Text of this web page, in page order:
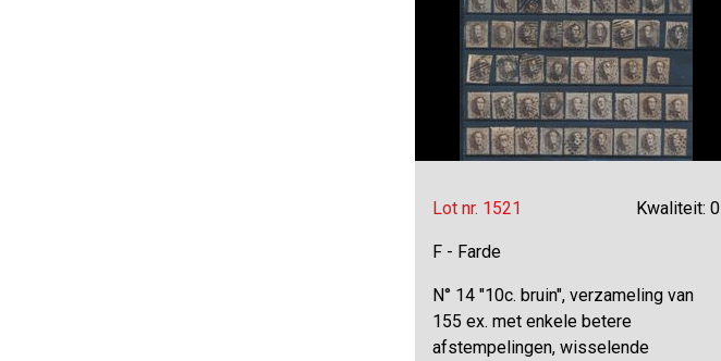
Lot nr. 1521 Kwaliteit: 0
F - Farde
N° 14 "10c. bruin", verzameling van
155 ex. met enkele betere
afstempelingen, wisselende